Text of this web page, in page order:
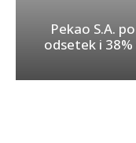
Pekao S.A.
odsetek i